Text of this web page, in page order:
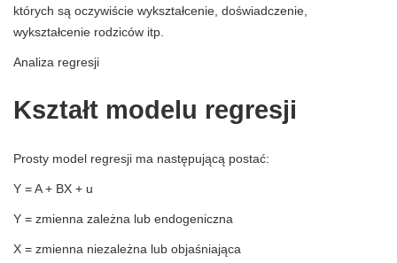
których są oczywiście wykształcenie, doświadczenie,
wykształcenie rodziców itp.
Analiza regresji
Kształt modelu regresji
Prosty model regresji ma następującą postać:
Y = A + BX + u
Y = zmienna zależna lub endogeniczna
X = zmienna niezależna lub objaśniająca